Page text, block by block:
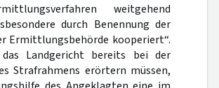
weitgehend
durch Benennung der
Ermittlungsbehörde kooperiert“.
Landgericht bereits bei der
Strafrahmens erörtern müssen,